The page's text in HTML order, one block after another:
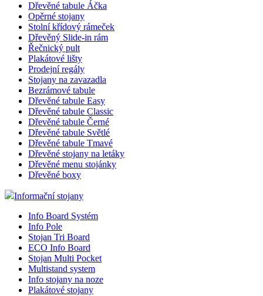
Dřevěné tabule Áčka
Opěrné stojany
Stolní křídový rámeček
Dřevěný Slide-in rám
Řečnický pult
Plakátové lišty
Prodejní regály
Stojany na zavazadla
Bezrámové tabule
Dřevěné tabule Easy
Dřevěné tabule Classic
Dřevěné tabule Černé
Dřevěné tabule Světlé
Dřevěné tabule Tmavé
Dřevěné stojany na letáky
Dřevěné menu stojánky
Dřevěné boxy
Informační stojany
Info Board Systém
Info Pole
Stojan Tri Board
ECO Info Board
Stojan Multi Pocket
Multistand system
Info stojany na noze
Plakátové stojany